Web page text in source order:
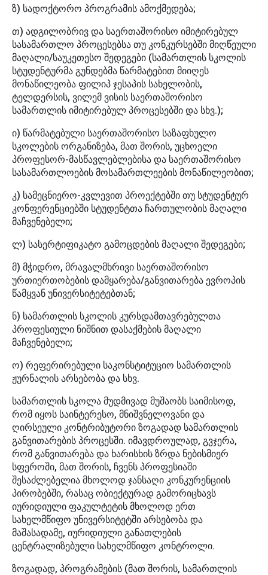
ზ) სადოქტორო პროგრამის ამოქმედება;
თ) ადგილობრივ და საერთაშორისო იმიტირებულ
სასამართლო პროცესებსა თუ კონკურსებში მიღწეული
მაღალი/საუკეთესო შედეგები (სამართლის სკოლის
სტუდენტურმა გუნდებმა წარმატებით მიიღეს
მონაწილეობა ფილიპ ჯესაპის სახელობის,
ტელდერსის, ვილემ ვისის საერთაშორისო
სამართლის იმიტირებულ პროცესებში და სხვ.);
ი) წარმატებული საერთაშორისო საზაფხულო
სკოლების ორგანიზება, მათ შორის, უცხოელი
პროფესორ-მასწავლებლებისა და საერთაშორისო
სასამართლოების მოსამართლეების მონაწილეობით;
კ) სამეცნიერო-კვლევით პროექტებში თუ სტუდენტურ
კონფერენციებში სტუდენტთა ჩართულობის მაღალი
მაჩვენებელი;
ლ) სასერტიფიკატო გამოცდების მაღალი შედეგები;
მ) მჭიდრო, მრავალმხრივი საერთაშორისო
ურთიერთობების დამყარება/განვითარება ევროპის
წამყვან უნივერსიტეტებთან;
ნ) სამართლის სკოლის კურსდამთავრებულთა
პროფესიული ნიშნით დასაქმების მაღალი
მაჩვენებელი;
ო) რეფერირებული საკონსტიტუციო სამართლის
ჟურნალის არსებობა და სხვ.
სამართლის სკოლა მუდმივად მუშაობს საიმისოდ,
რომ იყოს საინტერესო, მნიშვნელოვანი და
ღირსეული კონტრიბუტორი ზოგადად სამართლის
განვითარების პროცესში. იმავდროულად, გვჯერა,
რომ განვითარება და ხარისხის ზრდა ნებისმიერ
სფეროში, მათ შორის, ჩვენს პროფესიაში
შესაძლებელია მხოლოდ ჯანსაღი კონკურენციის
პირობებში, რასაც ობიექტურად გამორიცხავს
იურიდიული ფაკულტეტის მხოლოდ ერთ
სახელმწიფო უნივერსიტეტში არსებობა და
მაშასადამე, იურიდიული განათლების
ცენტრალიზებული სახელმწიფო კონტროლი.
ზოგადად, პროგრამების (მათ შორის, სამართლის